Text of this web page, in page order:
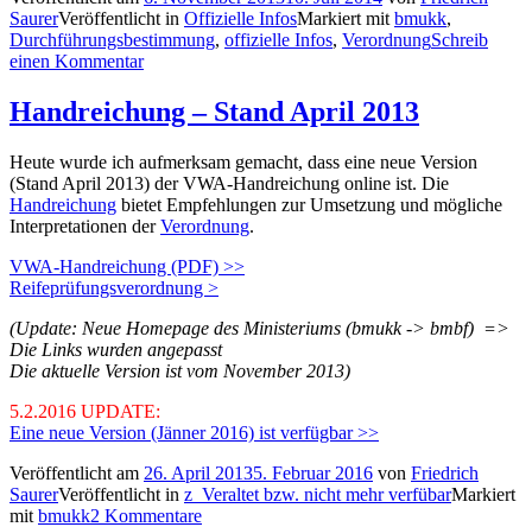
SaurerVeröffentlicht in Offizielle InfosMarkiert mit bmukk,
Durchführungsbestimmung, offizielle Infos, VerordnungSchreib
einen Kommentar
Handreichung – Stand April 2013
Heute wurde ich aufmerksam gemacht, dass eine neue Version
(Stand April 2013) der VWA-Handreichung online ist. Die
Handreichung bietet Empfehlungen zur Umsetzung und mögliche
Interpretationen derVerordnung.
VWA-Handreichung (PDF) >>
Reifeprüfungsverordnung >
(Update: Neue Homepage des Ministeriums (bmukk -> bmbf) =>
Die Links wurden angepasst
Die aktuelle Version ist vom November 2013)
5.2.2016 UPDATE:
Eine neue Version (Jänner 2016) ist verfügbar >>
Veröffentlicht am 26. April 20135. Februar 2016 von Friedrich
SaurerVeröffentlicht in z_Veraltet bzw. nicht mehr verfübarMarkiert
mit bmukk2 Kommentare